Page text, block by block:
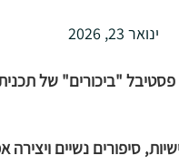
ינואר 23, 2026
"ביכורים" של
סיפורים נשיים ויצירה